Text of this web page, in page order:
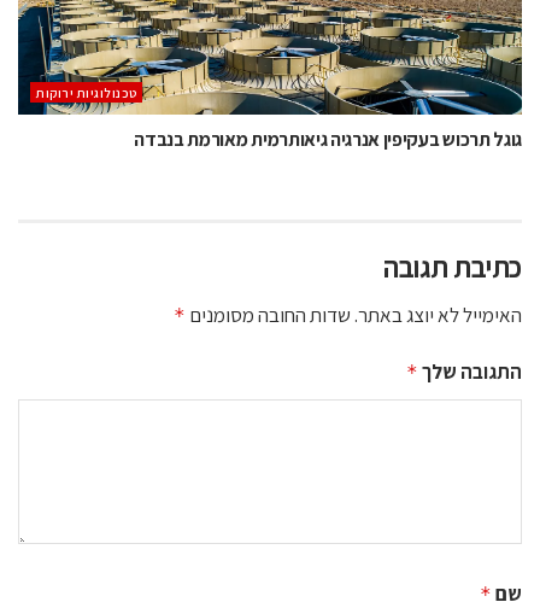
‫טכנולוגיות ירוקות‬
גוגל תרכוש בעקיפין אנרגיה גיאותרמית מאורמת בנבדה
כתיבת תגובה
האימייל לא יוצג באתר.שדות החובה מסומנים *
התגובה שלך *
שם *